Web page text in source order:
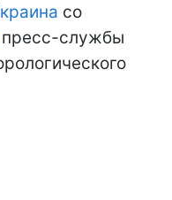
со
пресс-службы